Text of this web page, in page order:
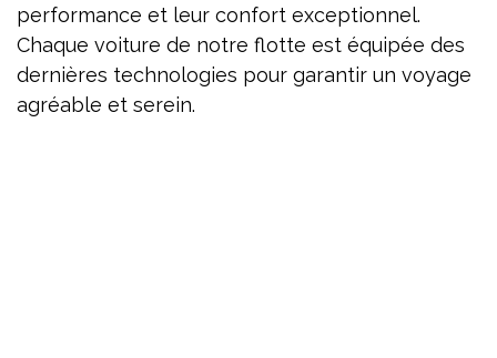
performance et leur confort exceptionnel.
Chaque voiture de notre flotte est équipée des
dernières technologies pour garantir un voyage
agréable et serein.